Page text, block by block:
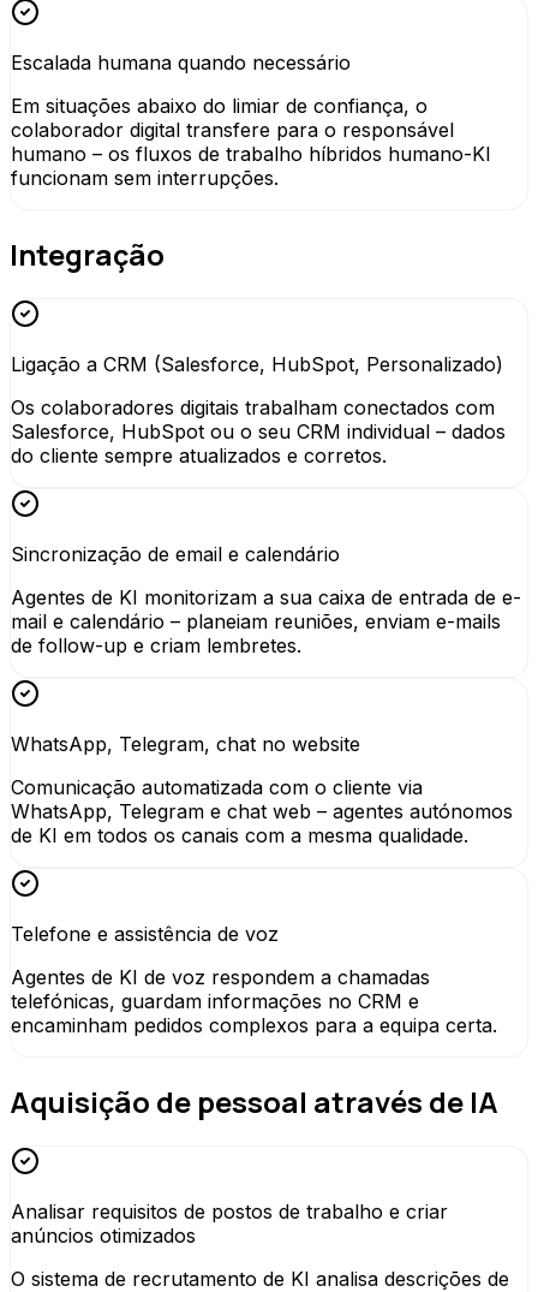
Escalada humana quando necessário
Em situações abaixo do limiar de confiança, o
colaborador digital transfere para o responsável
humano – os fluxos de trabalho híbridos humano-KI
funcionam sem interrupções.
Integração
Ligação a CRM (Salesforce, HubSpot, Personalizado)
Os colaboradores digitais trabalham conectados com
Salesforce, HubSpot ou o seu CRM individual – dados
do cliente sempre atualizados e corretos.
Sincronização de email e calendário
Agentes de KI monitorizam a sua caixa de entrada de e-
mail e calendário – planeiam reuniões, enviam e-mails
de follow-up e criam lembretes.
WhatsApp, Telegram, chat no website
Comunicação automatizada com o cliente via
WhatsApp, Telegram e chat web – agentes autónomos
de KI em todos os canais com a mesma qualidade.
Telefone e assistência de voz
Agentes de KI de voz respondem a chamadas
telefónicas, guardam informações no CRM e
encaminham pedidos complexos para a equipa certa.
Aquisição de pessoal através de IA
Analisar requisitos de postos de trabalho e criar
anúncios otimizados
O sistema de recrutamento de KI analisa descrições de